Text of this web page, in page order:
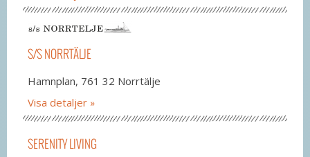
S/S NORRTÄLJE
Hamnplan, 761 32 Norrtälje
Visa detaljer
SERENITY LIVING